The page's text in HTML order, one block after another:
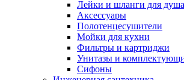
Лейки и шланги для душа
Аксессуары
Полотенцесушители
Мойки для кухни
Фильтры и картриджи
Унитазы и
Сифоны